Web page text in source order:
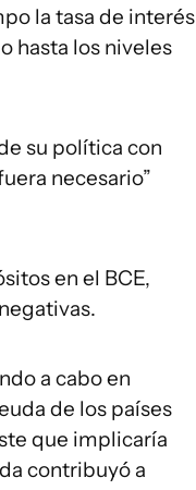
la tasa de interés
hasta los niveles
su política con
necesario”
en el BCE,
a cabo en
de los países
que implicaría
contribuyó a